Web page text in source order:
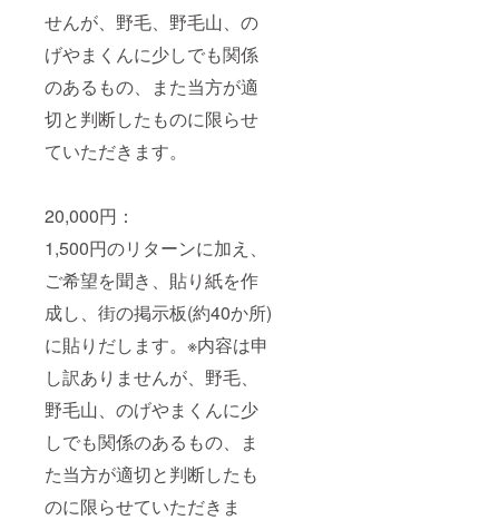
せんが、野毛、野毛山、の
げやまくんに少しでも関係
のあるもの、また当方が適
切と判断したものに限らせ
ていただきます。
20,000円：
1,500円のリターンに加え、
ご希望を聞き、貼り紙を作
成し、街の掲示板(約40か所)
に貼りだします。※内容は申
し訳ありませんが、野毛、
野毛山、のげやまくんに少
しでも関係のあるもの、ま
た当方が適切と判断したも
のに限らせていただきま